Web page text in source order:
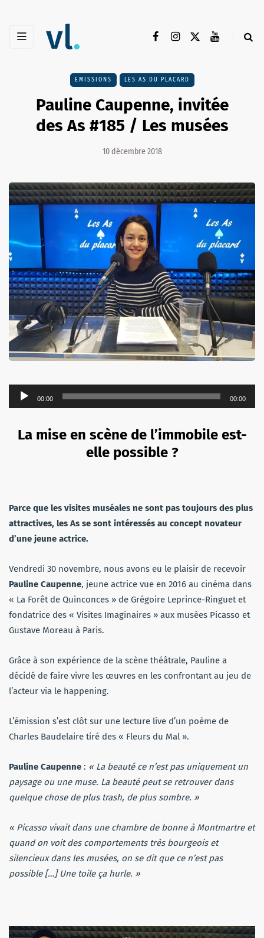
EMISSIONS LES AS DU PLACARD
Pauline Caupenne, invitée
des As #185 / Les musées
10 décembre 2018
Lecteur
audio
00:00 00:00
La mise en scène de l’immobile est-
elle possible ?
Parce que les visites muséales ne sont pas toujours des plus
attractives, les As se sont intéressés au concept novateur
d’une jeune actrice.
Vendredi 30 novembre, nous avons eu le plaisir de recevoir
Pauline Caupenne, jeune actrice vue en 2016 au cinéma dans
« La Forêt de Quinconces » de Grégoire Leprince-Ringuet et
fondatrice des « Visites Imaginaires » aux musées Picasso et
Gustave Moreau à Paris.
Grâce à son expérience de la scène théâtrale, Pauline a
décidé de faire vivre les œuvres en les confrontant au jeu de
l’acteur via le happening.
L’émission s’est clôt sur une lecture live d’un poème de
Charles Baudelaire tiré des « Fleurs du Mal ».
Pauline Caupenne : « La beauté ce n’est pas uniquement un
paysage ou une muse. La beauté peut se retrouver dans
quelque chose de plus trash, de plus sombre. »
« Picasso vivait dans une chambre de bonne à Montmartre et
quand on voit des comportements très bourgeois et
silencieux dans les musées, on se dit que ce n’est pas
possible […] Une toile ça hurle. »